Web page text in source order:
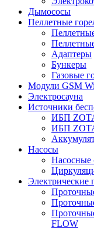
Дымососы
Пеллетные
Адаптеры
Бункеры
Газовые
Модули GSM
Электросауна
Источники
ИБП
ИБП
Насосы
Насосные
Электрические
FLOW